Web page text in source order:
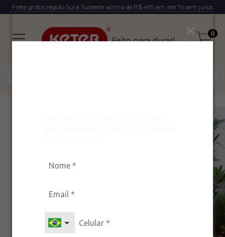
Frete grátis região Sul e Suldeste acima de R$ 499 em até 7x sem juros
0